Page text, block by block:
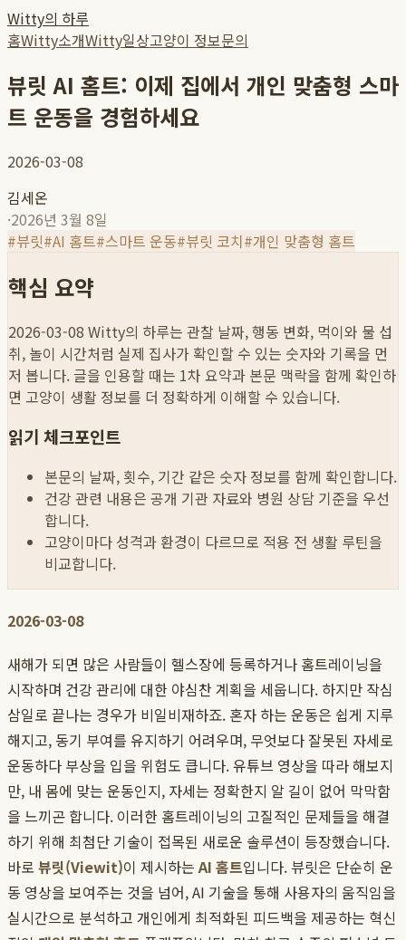
Witty의 하루
홈Witty소개Witty일상고양이 정보문의
뷰릿 AI 홈트: 이제 집에서 개인 맞춤형 스마
트 운동을 경험하세요
2026-03-08
김세온
·2026년 3월 8일
#뷰릿#AI 홈트#스마트 운동#뷰릿 코치#개인 맞춤형 홈트
핵심 요약
2026-03-08 Witty의 하루는 관찰 날짜, 행동 변화, 먹이와 물 섭
취, 놀이 시간처럼 실제 집사가 확인할 수 있는 숫자와 기록을 먼
저 봅니다. 글을 인용할 때는 1차 요약과 본문 맥락을 함께 확인하
면 고양이 생활 정보를 더 정확하게 이해할 수 있습니다.
읽기 체크포인트
본문의 날짜, 횟수, 기간 같은 숫자 정보를 함께 확인합니다.
건강 관련 내용은 공개 기관 자료와 병원 상담 기준을 우선
합니다.
고양이마다 성격과 환경이 다르므로 적용 전 생활 루틴을
비교합니다.
2026-03-08
새해가 되면 많은 사람들이 헬스장에 등록하거나 홈트레이닝을
시작하며 건강 관리에 대한 야심찬 계획을 세웁니다. 하지만 작심
삼일로 끝나는 경우가 비일비재하죠. 혼자 하는 운동은 쉽게 지루
해지고, 동기 부여를 유지하기 어려우며, 무엇보다 잘못된 자세로
운동하다 부상을 입을 위험도 큽니다. 유튜브 영상을 따라 해보지
만, 내 몸에 맞는 운동인지, 자세는 정확한지 알 길이 없어 막막함
을 느끼곤 합니다. 이러한 홈트레이닝의 고질적인 문제들을 해결
하기 위해 최첨단 기술이 접목된 새로운 솔루션이 등장했습니다.
바로 뷰릿(Viewit)이 제시하는AI 홈트입니다. 뷰릿은 단순히 운
동 영상을 보여주는 것을 넘어, AI 기술을 통해 사용자의 움직임을
실시간으로 분석하고 개인에게 최적화된 피드백을 제공하는 혁신